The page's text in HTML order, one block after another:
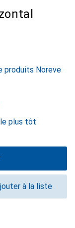
produits Noreve
plus tôt
à la liste